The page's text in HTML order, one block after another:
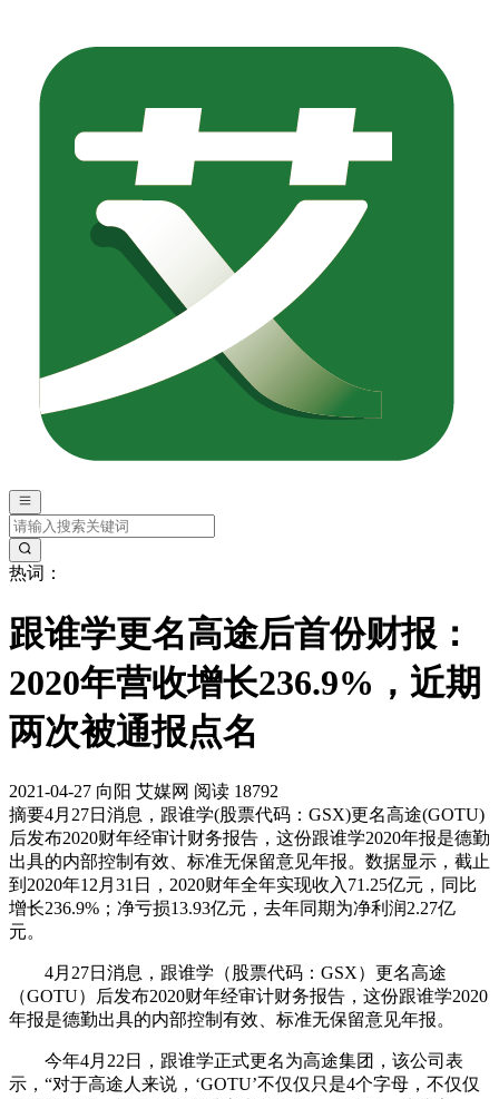
热词：
跟谁学更名高途后首份财报：
2020年营收增长236.9%，近期
两次被通报点名
2021-04-27 向阳 艾媒网 阅读 18792
摘要4月27日消息，跟谁学(股票代码：GSX)更名高途(GOTU)
后发布2020财年经审计财务报告，这份跟谁学2020年报是德勤
出具的内部控制有效、标准无保留意见年报。数据显示，截止
到2020年12月31日，2020财年全年实现收入71.25亿元，同比
增长236.9%；净亏损13.93亿元，去年同期为净利润2.27亿
元。
4月27日消息，跟谁学（股票代码：GSX）更名高途
（GOTU）后发布2020财年经审计财务报告，这份跟谁学2020
年报是德勤出具的内部控制有效、标准无保留意见年报。
今年4月22日，跟谁学正式更名为高途集团，该公司表
示，“对于高途人来说，‘GOTU’不仅仅只是4个字母，不仅仅